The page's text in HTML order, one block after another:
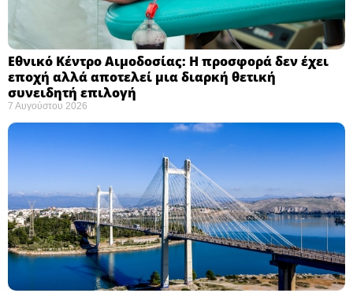
Εθνικό Κέντρο Αιμοδοσίας: H προσφορά δεν έχει
εποχή αλλά αποτελεί μια διαρκή θετική
συνειδητή επιλογή ​
7 Αυγούστου 2026